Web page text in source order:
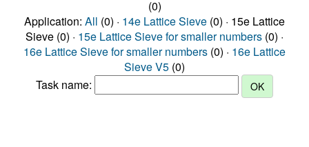
(0)
Application: All (0) · 14e Lattice Sieve (0) · 15e Lattice
Sieve (0) · 15e Lattice Sieve for smaller numbers (0) ·
16e Lattice Sieve for smaller numbers (0) · 16e Lattice
Sieve V5 (0)
Task name: